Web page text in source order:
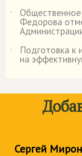
˙
Общественное
Федорова
˙
Подготовка к
на
Сергей